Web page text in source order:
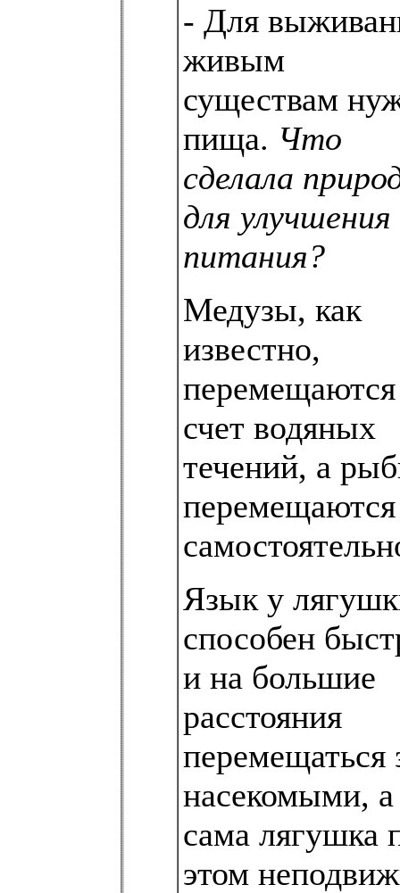
- Для
живым
существам
пища. Что
сделала
для улучшения
питания?
Медузы, как
известно,
перемещаются
счет водяных
течений, а
перемещаются
Язык у
способен
и на большие
расстояния
перемещаться
насекомыми, а
сама лягушка
этом